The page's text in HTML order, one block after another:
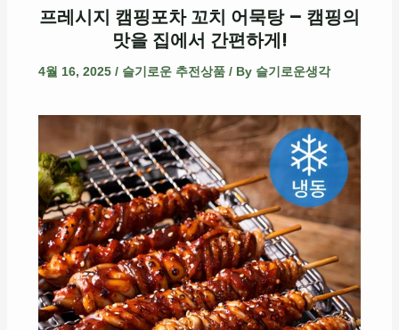
프레시지 캠핑포차 꼬치 어묵탕 – 캠핑의
맛을 집에서 간편하게!
4월 16, 2025 / 슬기로운 추전상품/ By 슬기로운생각